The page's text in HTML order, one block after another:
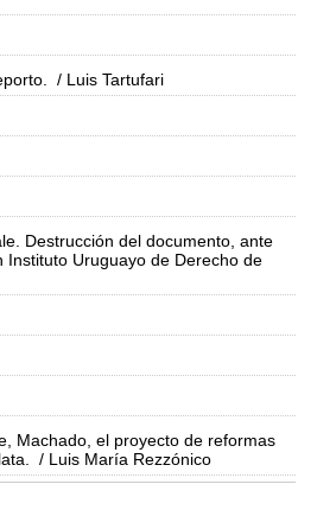
/ Luis Tartufari
Destrucción del documento, ante
Instituto Uruguayo de Derecho de
Machado, el proyecto de reformas
/ Luis María Rezzónico